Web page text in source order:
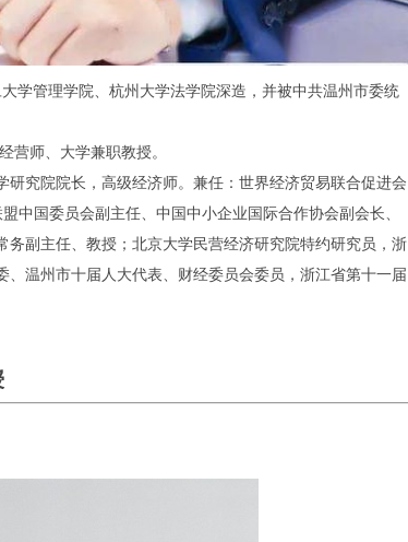
学管理学院 杭州大学法学院深造，并被中共温州市委统
营师 、大学兼职教授。
研究院院长， 高级经济师。兼任：世界经济贸易联合促进会
中国委员会副主任、中国中小企业国际合作协会副会长、
务副主任、教授；北京大学民营经济研究院特约研究员，浙
温州市十届人大代表、财经委员会委员，浙江省第十一届